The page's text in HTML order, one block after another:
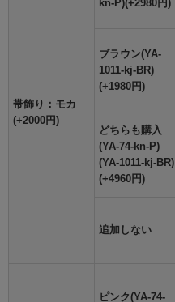
帯飾り：モカ
(+2000円)
kn-P)(+2980円)
ブラウン(YA-
1011-kj-BR)
(+1980円)
どちらも購入
(YA-74-kn-P)
(YA-1011-kj-BR)
(+4960円)
追加しない
ピンク(YA-74-